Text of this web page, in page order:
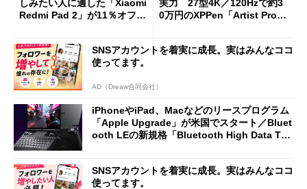
しみたい人に適した「Xiaomi
Redmi Pad 2」が11％オフの
実力 27型4K／120Hzで約3
0万円のXPPen「Artist Pro 2
SNSアカウントを着実に成長。実はみんなココ
使ってます。
AD（Dreaw合同会社）
iPhoneやiPad、Macなどのリースプログラム
「Apple Upgrade」が米国でスタート／Bluet
ooth LEの新規格「Bluetooth High Data Thr
SNSアカウントを着実に成長。実はみんなココ
使ってます。